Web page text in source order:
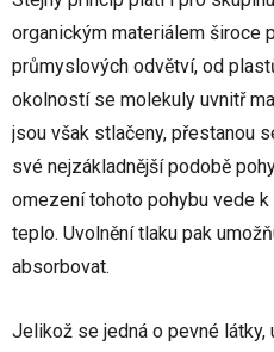
organickým materiálem široce
průmyslových odvětví, od
okolností se molekuly uvnitř
jsou však stlačeny, přestanou
své nejzákladnější podobě
omezení tohoto pohybu vede
teplo. Uvolnění tlaku pak
absorbovat.
Jelikož se jedná o pevné látky,